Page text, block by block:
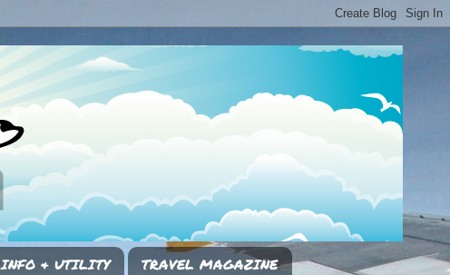
INFO & UTILITY
TRAVEL MAGAZINE